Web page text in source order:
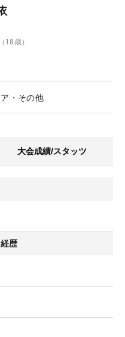
（18歳）
・その他
大会成績/スタッツ
歴